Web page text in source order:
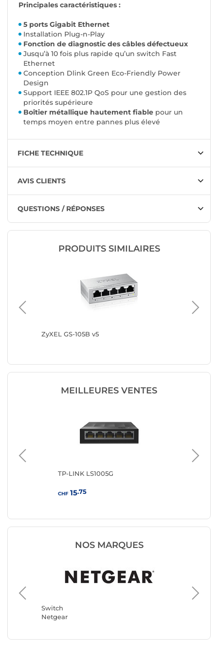
Principales caractéristiques :
5 ports Gigabit Ethernet
Installation Plug-n-Play
Fonction de diagnostic des câbles défectueux
Jusqu’à 10 fois plus rapide qu’un switch Fast
Ethernet
Conception Dlink Green Eco-Friendly Power
Design
Support IEEE 802.1P QoS pour une gestion des
priorités supérieure
Boîtier métallique hautement fiable pour un
temps moyen entre pannes plus élevé
FICHE TECHNIQUE
AVIS CLIENTS
QUESTIONS / RÉPONSES
PRODUITS SIMILAIRES
ZyXEL GS-105B v5
MEILLEURES VENTES
TP-LINK LS1005G
CHF15.75
NOS MARQUES
Switch
Netgear
Switch
TP-LINK